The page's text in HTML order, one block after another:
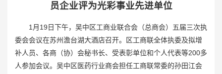
员企业评为光彩事业先进单位
1月19日下午，吴中区工商业联合会（总商会）五届三次执
委会会议在苏州澹台湖大酒店召开。区工商联全体执委及拟增
补人员、各商（协）会秘书长、受表彰单位和个人代表等200多
人参加会议。吴中区医药行业商会担任工商联常委的孙田江会